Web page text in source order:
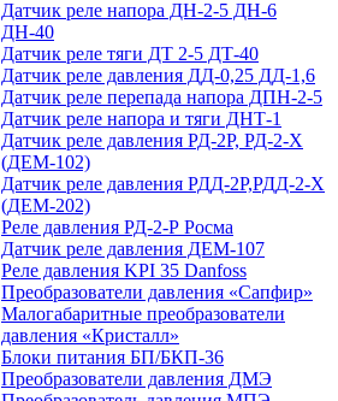
Датчик реле напора ДН-2-5 ДН-6
ДН-40
Датчик реле тяги ДТ 2-5 ДТ-40
Датчик реле давления ДД-0,25 ДД-1,6
Датчик реле перепада напора ДПН-2-5
Датчик реле напора и тяги ДНТ-1
Датчик реле давления РД-2Р, РД-2-Х
(ДЕМ-102)
Датчик реле давления РДД-2Р,РДД-2-Х
(ДЕМ-202)
Реле давления РД-2-Р Росма
Датчик реле давления ДЕМ-107
Реле давления KPI 35 Danfoss
Преобразователи давления «Сапфир»
Малогабаритные преобразователи
давления «Кристалл»
Блоки питания БП/БКП-36
Преобразователи давления ДМЭ